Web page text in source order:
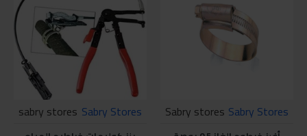
Sabry Stores
Sabry stores
Sabry Stores
sabry stores